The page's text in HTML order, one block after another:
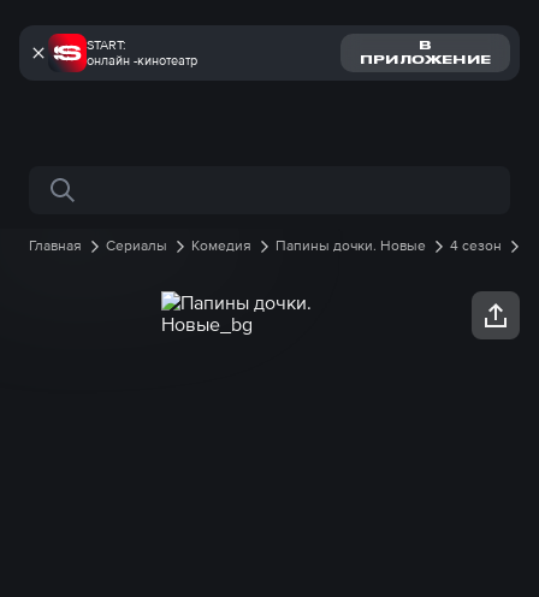
START:
онлайн -кинотеатр
В
ПРИЛОЖЕНИЕ
Поиск по сайту
Главная Сериалы Комедия Папины дочки. Новые
4 сезон